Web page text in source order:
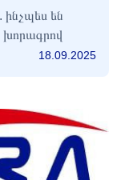
և
ինչպես են
խորագրով
18.09.2025